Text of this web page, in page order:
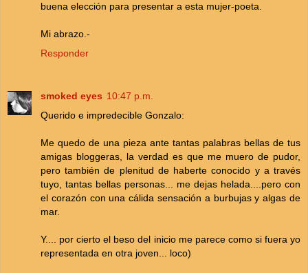
buena elección para presentar a esta mujer-poeta.
Mi abrazo.-
Responder
smoked eyes 10:47 p.m.
Querido e impredecible Gonzalo:
Me quedo de una pieza ante tantas palabras bellas de tus
amigas bloggeras, la verdad es que me muero de pudor,
pero también de plenitud de haberte conocido y a través
tuyo, tantas bellas personas... me dejas helada....pero con
el corazón con una cálida sensación a burbujas y algas de
mar.
Y.... por cierto el beso del inicio me parece como si fuera yo
representada en otra joven... loco)